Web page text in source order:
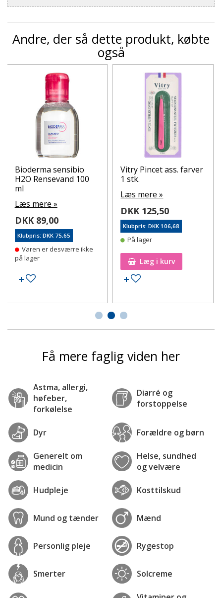
Andre, der så dette produkt, købte
også
Bioderma sensibio
H2O Rensevand 100
ml
Læs mere »
DKK 89,00
Klubpris: DKK 75,65
Varen er desværre ikke
på lager
Tilføj til ønskeseddel
Vitry Pincet ass. farver
1 stk.
Læs mere »
DKK 125,50
Klubpris: DKK 106,68
På lager
Læg i kurv
Tilføj til ønskeseddel
Få mere faglig viden her
Astma, allergi,
høfeber,
forkølelse
Diarré og
forstoppelse
Dyr Forældre og børn
Generelt om
medicin
Helse, sundhed
og velvære
Hudpleje Kosttilskud
Mund og tænder Mænd
Personlig pleje Rygestop
Smerter Solcreme